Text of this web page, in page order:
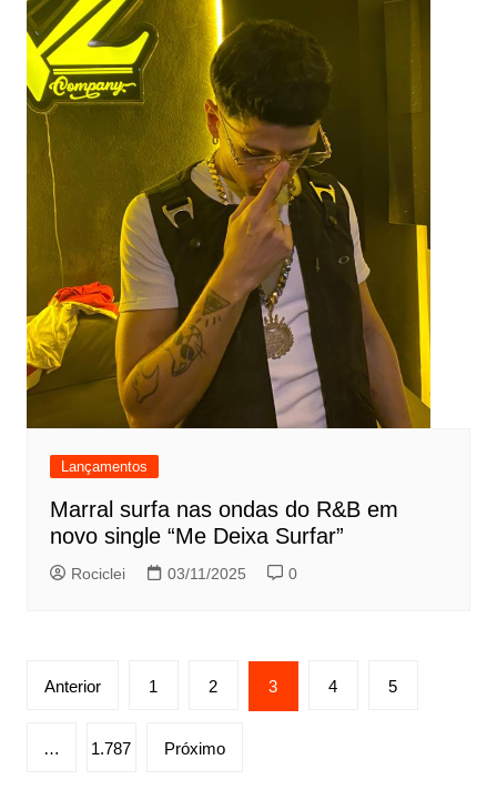
Lançamentos
Marral surfa nas ondas do R&B em
novo single “Me Deixa Surfar”
Rociclei 03/11/2025 0
Paginação
posts
Anterior 1 2 3 4 5
… 1.787 Próximo